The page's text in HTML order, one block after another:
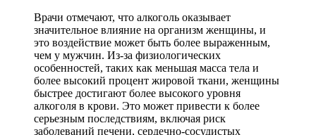
Врачи отмечают, что алкоголь оказывает
значительное влияние на организм женщины, и
это воздействие может быть более выраженным,
чем у мужчин. Из-за физиологических
особенностей, таких как меньшая масса тела и
более высокий процент жировой ткани, женщины
быстрее достигают более высокого уровня
алкоголя в крови. Это может привести к более
серьезным последствиям, включая риск
заболеваний печени, сердечно-сосудистых